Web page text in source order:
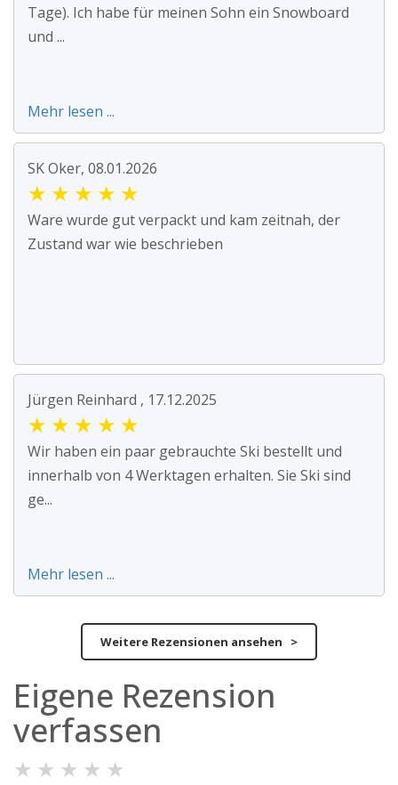
Tage). Ich habe für meinen Sohn ein Snowboard
und ...
Mehr lesen ...
SK Oker, 08.01.2026
★ ★ ★ ★ ★
Ware wurde gut verpackt und kam zeitnah, der
Zustand war wie beschrieben
Jürgen Reinhard , 17.12.2025
★ ★ ★ ★ ★
Wir haben ein paar gebrauchte Ski bestellt und
innerhalb von 4 Werktagen erhalten. Sie Ski sind
ge...
Mehr lesen ...
Weitere Rezensionen ansehen >
Eigene Rezension
verfassen
★ ★ ★ ★ ★